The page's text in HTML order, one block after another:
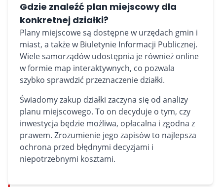
Gdzie znaleźć plan miejscowy dla
konkretnej działki?
Plany miejscowe są dostępne w urzędach gmin i
miast, a także w Biuletynie Informacji Publicznej.
Wiele samorządów udostępnia je również online
w formie map interaktywnych, co pozwala
szybko sprawdzić przeznaczenie działki.
Świadomy zakup działki zaczyna się od analizy
planu miejscowego. To on decyduje o tym, czy
inwestycja będzie możliwa, opłacalna i zgodna z
prawem. Zrozumienie jego zapisów to najlepsza
ochrona przed błędnymi decyzjami i
niepotrzebnymi kosztami.